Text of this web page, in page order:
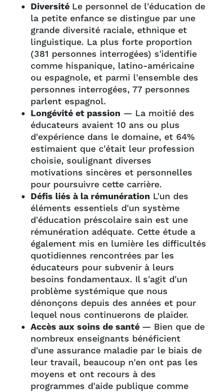
Diversité Le personnel de l'éducation de
la petite enfance se distingue par une
grande diversité raciale, ethnique et
linguistique. La plus forte proportion
(381 personnes interrogées) s'identifie
comme hispanique, latino-américaine
ou espagnole, et parmi l'ensemble des
personnes interrogées, 77 personnes
parlent espagnol.
Longévité et passion — La moitié des
éducateurs avaient 10 ans ou plus
d'expérience dans le domaine, et 64%
estimaient que c'était leur profession
choisie, soulignant diverses
motivations sincères et personnelles
pour poursuivre cette carrière.
Défis liés à la rémunération L'un des
éléments essentiels d'un système
d'éducation préscolaire sain est une
rémunération adéquate. Cette étude a
également mis en lumière les difficultés
quotidiennes rencontrées par les
éducateurs pour subvenir à leurs
besoins fondamentaux. Il s'agit d'un
problème systémique que nous
dénonçons depuis des années et pour
lequel nous continuerons de plaider.
Accès aux soins de santé — Bien que de
nombreux enseignants bénéficient
d'une assurance maladie par le biais de
leur travail, beaucoup n'en ont pas les
moyens et ont recours à des
programmes d'aide publique comme